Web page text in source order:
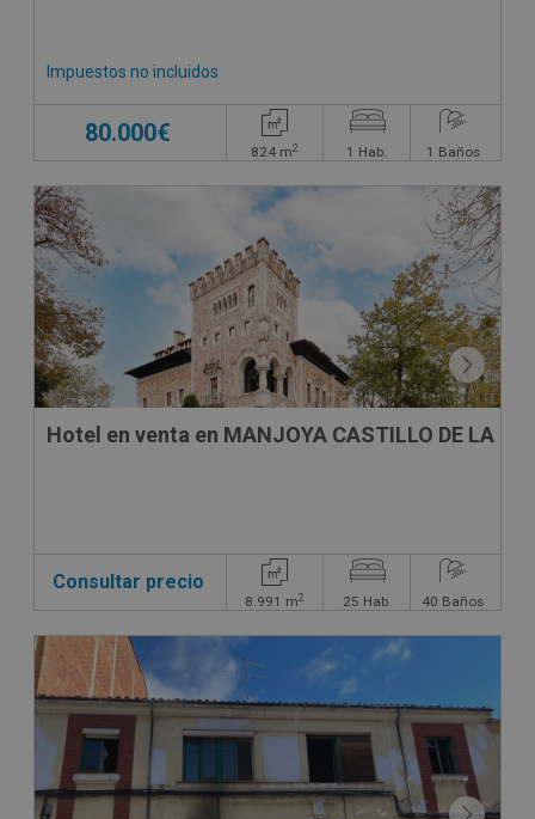
Impuestos no incluidos
80.000€
824 m2 1 Hab. 1 Baños
CONDICIONES ESPECIALES
Hotel en venta en MANJOYA CASTILLO DE LA
Consultar precio
8.991 m2 25 Hab. 40 Baños
CONDICIONES ESPECIALES